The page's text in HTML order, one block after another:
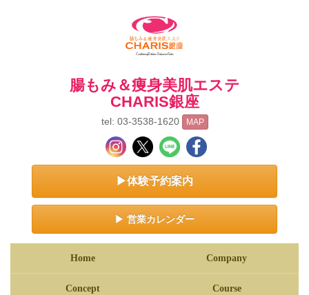
腸もみ＆痩身美肌エステ
CHARIS銀座
tel: 03-3538-1620 MAP
▶体験予約案内
▶ 営業カレンダー
Home Company
Concept Course